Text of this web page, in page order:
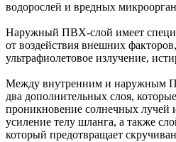
водорослей и вредных
Наружный ПВХ-слой имеет
от воздействия внешних
ультрафиолетовое излучение,
Между внутренним и наружным
два дополнительных слоя,
проникновение солнечных лучей
усиление телу шланга, а также
который предотвращает